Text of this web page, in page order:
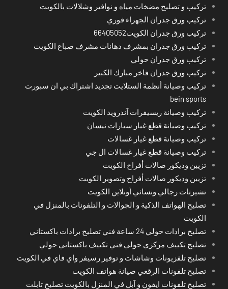
تركيب و تصليح مضخات مياه و نوافير وشلالات بالكويت
تركيب ورق جدران الجهراء فوري
تركيب ورق جدران الكويت66405052
تركيب ورق جدران بمشرف دهانات مشرف صباغ الكويت
تركيب ورق جدران حولي
تركيب ورق جدران فاخر مبارك الكبير
تركيب وصيانة أنظمة الستلايت تجديد اشتراك بي ان سبورت
bein sports
تركيب وصيانة ريسيفرات آندرويد الكويت
تركيب وصيانة قطع غيار سيارات نيسان
تركيب وصيانة قطع غيار غسالات
تركيب وصيانة قطع غيار غسالات ال جي
تزيين وديكور صالات أفراح الكويت
تزيين وديكور صالات أفراح وتصوير الكويت
تشيرتات رجالي ونسائي أونلاين الكويت
تصليح الهواتف الذكية و الجوالات و التلفونات بالمنزل في
الكويت
تصليح برادات حولي 24 ساعة فني تصليح برادات باكستاني
تصليح تكييف مركزي حولي فني تكييف باكستاني حولي
تصليح تلفزيونات وشاشات و توفير رسيفر واي فاي في الكويت
تصليح تلفونات الرقعي صيانة هواتف الكويت
تصليح تلفونات ايفون و آبل في المنزل بالكويت تصليح تابلت